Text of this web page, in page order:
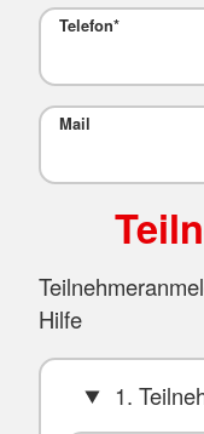
Telefon*
Mail
Hilfe
1.